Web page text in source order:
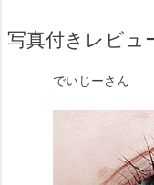
写真付きレビュ
でいじーさん